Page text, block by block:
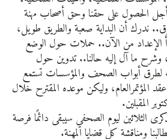
أجل الحصول على حقنا وحق أصحاب مهنة
ندرك أن البداية صعبة والطريق طويل،
الإعداد من الآن.. حملات حول الوضع
وشرح ما آل إليه حالنا.. تدوين حول
لطرق أبواب الصحف والمؤسسات تستمع
المؤتمرالعام، وليكن موعده المقترح خلال
المقبلين.
الثلاثين ليوم الصحفي سيبقى دائمًا فرصة
ومناقشة كل قضايا المهنة.